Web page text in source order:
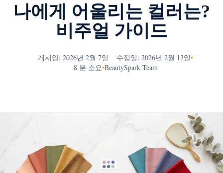
나에게 어울리는 컬러는?
비주얼 가이드
게시일: 2026년 2월 7일 수정일: 2026년 2월 13일•
8 분 소요•BeautySpark Team